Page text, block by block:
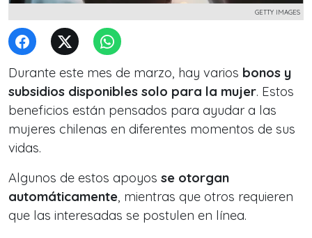
GETTY IMAGES
Durante este mes de marzo, hay varios bonos y
subsidios disponibles solo para la mujer. Estos
beneficios están pensados ​​para ayudar a las
mujeres chilenas en diferentes momentos de sus
vidas.
Algunos de estos apoyos se otorgan
automáticamente, mientras que otros requieren
que las interesadas se postulen en línea.